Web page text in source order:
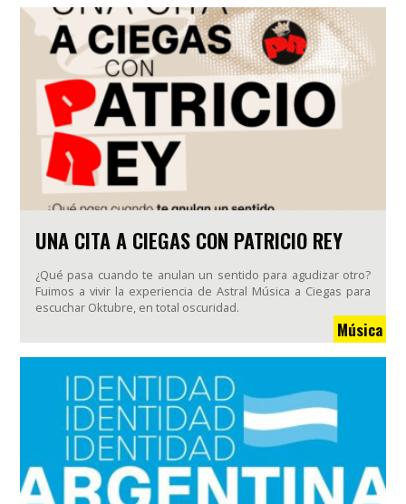
UNA CITA A CIEGAS CON PATRICIO REY
¿Qué pasa cuando te anulan un sentido para agudizar otro?
Fuimos a vivir la experiencia de Astral Música a Ciegas para
escuchar Oktubre, en total oscuridad.
Música